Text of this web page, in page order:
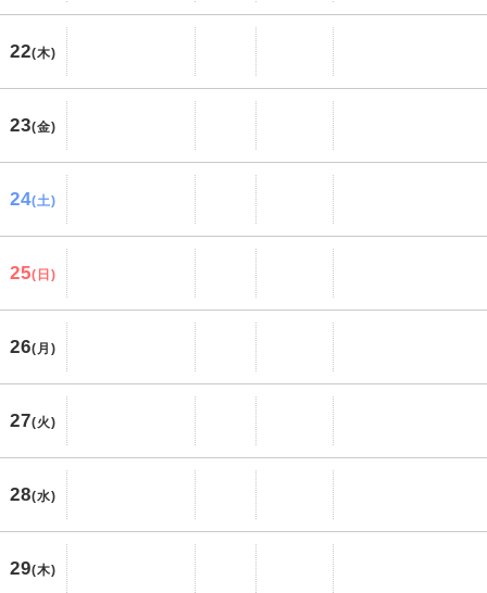
22(木)
23(金)
24(土)
25(日)
26(月)
27(火)
28(水)
29(木)